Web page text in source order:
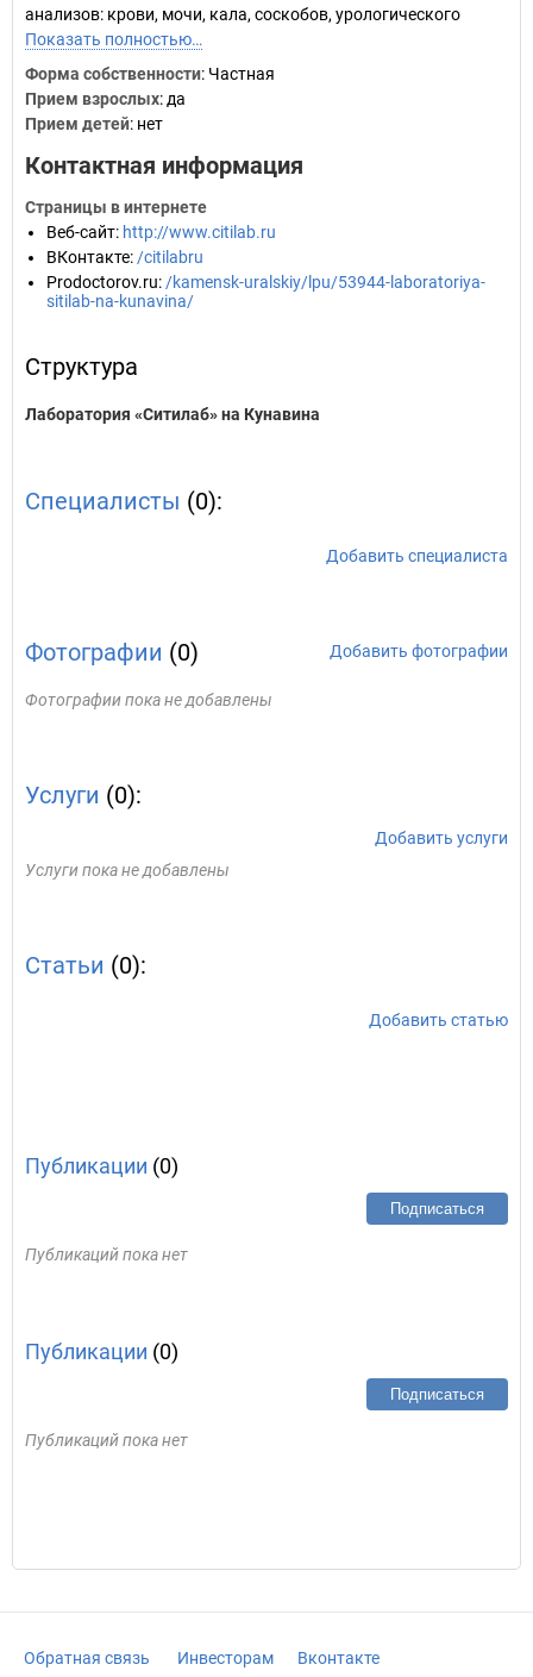
анализов: крови, мочи, кала, соскобов, урологического
Показать полностью…
Форма собственности: Частная
Прием взрослых: да
Прием детей: нет
Контактная информация
Страницы в интернете
Веб-сайт: http://www.citilab.ru
ВКонтакте: /citilabru
Prodoctorov.ru: /kamensk-uralskiy/lpu/53944-laboratoriya-
sitilab-na-kunavina/
Структура
Лаборатория «Ситилаб» на Кунавина
Специалисты (0):
Добавить специалиста
Фотографии (0) Добавить фотографии
Фотографии пока не добавлены
Услуги (0):
Добавить услуги
Услуги пока не добавлены
Статьи (0):
Добавить статью
Публикации (0)
Подписаться
Публикаций пока нет
Публикации (0)
Подписаться
Публикаций пока нет
Обратная связь Инвесторам Вконтакте